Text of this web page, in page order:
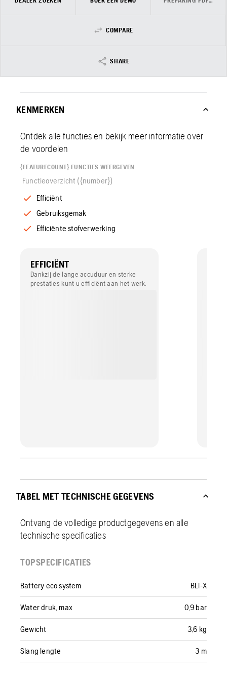
COMPARE
SHARE
KENMERKEN
Ontdek alle functies en bekijk meer informatie over
de voordelen
{FEATURECOUNT} FUNCTIES WEERGEVEN
Functieoverzicht ({number})
Efficiënt
Gebruiksgemak
Efficiënte stofverwerking
EFFICIËNT
Dankzij de lange accuduur en sterke
prestaties kunt u efficiënt aan het werk.
TABEL MET TECHNISCHE GEGEVENS
Ontvang de volledige productgegevens en alle
technische specificaties
TOPSPECIFICATIES
Battery eco system BLi-X
Water druk, max 0,9 bar
Gewicht 3,6 kg
Slang lengte 3 m